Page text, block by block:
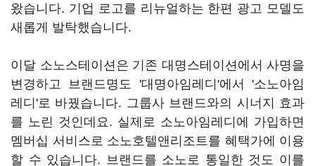
왔습니다. 기업 로고를 리뉴얼하는 한편 광고 모델도
새롭게 발탁했습니다.
이달 소노스테이션은 기존 대명스테이션에서 사명을
변경하고 브랜드명도 '대명아임레디'에서 '소노아임
레디'로 바꿨습니다. 그룹사 브랜드와의 시너지 효과
를 노린 것인데요. 실제로 소노아임레디에 가입하면
멤버십 서비스로 소노호텔앤리조트를 혜택가에 이용
할 수 있습니다. 브랜드를 소노로 통일한 것도 이를